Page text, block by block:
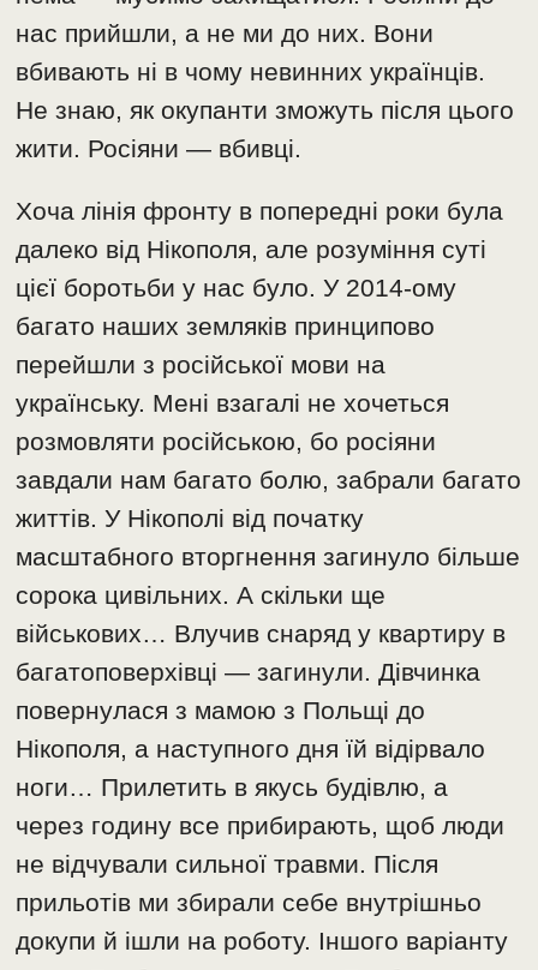
нас прийшли, а не ми до них. Вони
вбивають ні в чому невинних українців.
Не знаю, як окупанти зможуть після цього
жити. Росіяни — вбивці.
Хоча лінія фронту в попередні роки була
далеко від Нікополя, але розуміння суті
цієї боротьби у нас було. У 2014-ому
багато наших земляків принципово
перейшли з російської мови на
українську. Мені взагалі не хочеться
розмовляти російською, бо росіяни
завдали нам багато болю, забрали багато
життів. У Нікополі від початку
масштабного вторгнення загинуло більше
сорока цивільних. А скільки ще
військових… Влучив снаряд у квартиру в
багатоповерхівці — загинули. Дівчинка
повернулася з мамою з Польщі до
Нікополя, а наступного дня їй відірвало
ноги… Прилетить в якусь будівлю, а
через годину все прибирають, щоб люди
не відчували сильної травми. Після
прильотів ми збирали себе внутрішньо
докупи й ішли на роботу. Іншого варіанту